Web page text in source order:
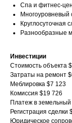
Спа и фитнес-
Круглосуточная
Разнообразные
Инвестиции
Стоимость объекта
Затраты на ремонт
Меблировка $7 123
Комиссия $19 726
Платеж в
Регистрация сделки
Юридическое